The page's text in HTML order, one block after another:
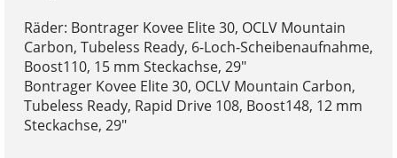
Räder: Bontrager Kovee Elite 30, OCLV Mountain
Carbon, Tubeless Ready, 6-Loch-Scheibenaufnahme,
Boost110, 15 mm Steckachse, 29"
Bontrager Kovee Elite 30, OCLV Mountain Carbon,
Tubeless Ready, Rapid Drive 108, Boost148, 12 mm
Steckachse, 29"